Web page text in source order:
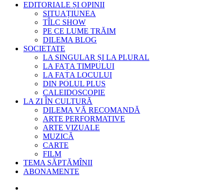
EDITORIALE ȘI OPINII
SITUAȚIUNEA
TÎLC SHOW
PE CE LUME TRĂIM
DILEMA BLOG
SOCIETATE
LA SINGULAR ȘI LA PLURAL
LA FAȚA TIMPULUI
LA FAȚA LOCULUI
DIN POLUL PLUS
CALEIDOSCOPIE
LA ZI ÎN CULTURĂ
DILEMA VĂ RECOMANDĂ
ARTE PERFORMATIVE
ARTE VIZUALE
MUZICĂ
CARTE
FILM
TEMA SĂPTĂMÎNII
ABONAMENTE